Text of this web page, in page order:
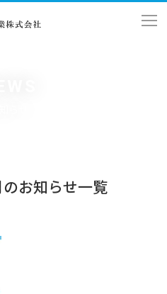
のお知らせ一覧